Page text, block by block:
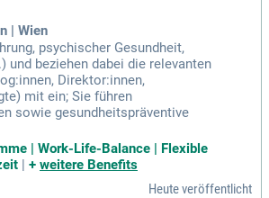
| Wien
psychischer Gesundheit,
und beziehen dabei die relevanten
Direktor:innen,
mit ein; Sie führen
sowie gesundheitspräventive
| Work-Life-Balance | Flexible
| + weitere Benefits
Heute veröffentlicht